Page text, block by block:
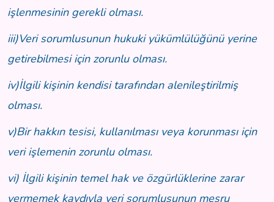
işlenmesinin gerekli olması.
iii)Veri sorumlusunun hukuki yükümlülüğünü yerine
getirebilmesi için zorunlu olması.
iv)İlgili kişinin kendisi tarafından alenileştirilmiş
olması.
v)Bir hakkın tesisi, kullanılması veya korunması için
veri işlemenin zorunlu olması.
vi) İlgili kişinin temel hak ve özgürlüklerine zarar
vermemek kaydıyla veri sorumlusunun meşru